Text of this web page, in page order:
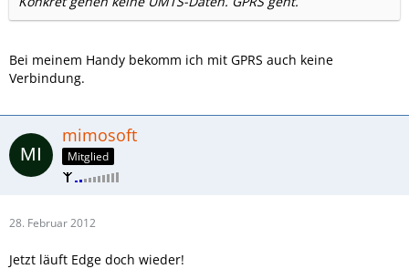
Bei meinem Handy bekomm ich mit GPRS auch keine
Verbindung.
mimosoft
Mitglied
28. Februar 2012
Jetzt läuft Edge doch wieder!